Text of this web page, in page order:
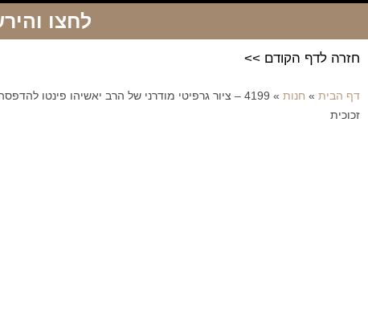
לחצו
חזרה לדף הקודם >>
דף הבית » חנות »
4199 – ציור גרפיטי מודרני של הרב יאשיהו פינטו
זכוכית